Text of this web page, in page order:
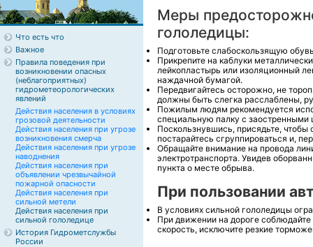
Что есть что
Важное
Правила поведения при
возникновении опасных
(неблагоприятных)
гидрометеорологических
явлений
Действия населения в условиях
грозовой деятельности
Действия населения при угрозе
возникновения смерча
Действия населения при угрозе
наводнения
Действия населения при
объявлении чрезвычайной
пожарной опасности
Действия населения при
сильной метели
Действия населения при
сильной гололедице
История Гидрометслужбы
России
Меры
гололедицы:
Подготовьте слабоскользящую
Прикрепите на каблуки
лейкопластырь или изоляционный
наждачной бумагой.
Передвигайтесь осторожно, не
должны быть слегка расслаблены,
Пожилым людям рекомендуется
специальную палку с заостренными
Поскользнувшись, присядьте,
постарайтесь сгруппироваться и,
Обращайте внимание на провода
электротранспорта. Увидев
пункта о месте обрыва.
При пользовании
В условиях сильной гололедицы
При движении на дороге
скорость, исключите резкие